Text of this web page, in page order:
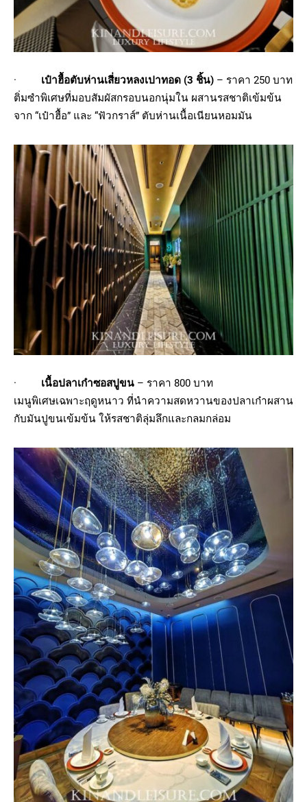
· เป๋าฮื้อตับห่านเสี่ยวหลงเปาทอด (3 ชิ้น) – ราคา 250 บาท
ติ่มซำพิเศษที่มอบสัมผัสกรอบนอกนุ่มใน ผสานรสชาติเข้มข้น
จาก “เป๋าฮื้อ” และ “ฟัวกราส์” ตับห่านเนื้อเนียนหอมมัน
· เนื้อปลาเก๋าซอสปูขน – ราคา 800 บาท
เมนูพิเศษเฉพาะฤดูหนาว ที่นำความสดหวานของปลาเก๋าผสาน
กับมันปูขนเข้มข้น ให้รสชาติลุ่มลึกและกลมกล่อม